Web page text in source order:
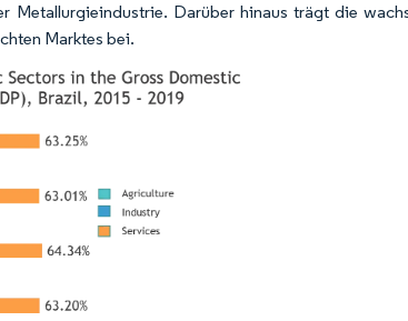
Metallurgieindustrie. Darüber hinaus trägt die
Marktes bei.